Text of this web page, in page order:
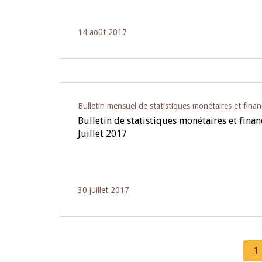
14 août 2017
Bulletin mensuel de statistiques monétaires et
Bulletin de statistiques monétaires et
Juillet 2017
30 juillet 2017
1